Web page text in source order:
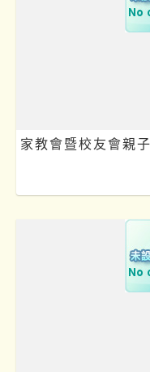
家教會暨校友會親